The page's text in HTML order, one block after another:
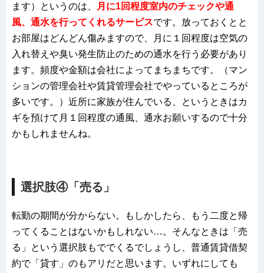
ます）というのは、
月に1回程度室内のチェックや通
風、通水を行ってくれるサービスです。放っておくとと
お部屋はどんどん傷みますので、月に１回程度は空気の
入れ替えや臭い発生防止のための通水を行う必要があり
ます。頻度や金額は会社によってまちまちです。（マン
ションの管理会社や賃貸管理会社でやっているところが
多いです。）近所に家族が住んでいる、というときはカ
ギを預けて月１回程度の通風、通水お願いするので十分
かもしれませんね。
選択肢④「売る」
転勤の期間が分からない。もしかしたら、もう二度と帰
ってくることはないかもしれない…。そんなときは「売
る」という選択肢もででくるでしょうし、普通賃貸借契
約で「貸す」のもアリだと思います。いずれにしても